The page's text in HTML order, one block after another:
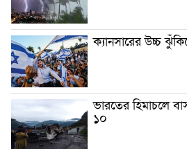
ক্যানসারের উচ্চ
ভারতের হিমাচলে
১০